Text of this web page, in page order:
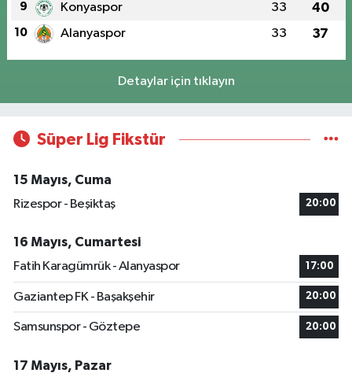
9 Konyaspor 33 40
10 Alanyaspor 33 37
Detaylar için tıklayın
Süper Lig Fikstür
15 Mayıs, Cuma
Rizespor - Beşiktaş
20:00
16 Mayıs, Cumartesi
Fatih Karagümrük - Alanyaspor
17:00
Gaziantep FK - Başakşehir 20:00
Samsunspor - Göztepe 20:00
17 Mayıs, Pazar